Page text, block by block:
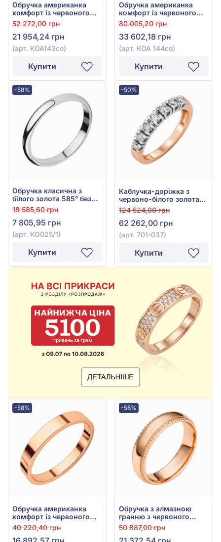
Обручка американка
комфорт із червоного
золота 585° без вставки,
арт. КОА 143со
52 272,00 грн
21 954,24 грн
(арт. КОА143со)
Купити
Обручка американка
комфорт із червоного
золота 585° без вставки,
арт. КОА 144со
80 005,20 грн
33 602,18 грн
(арт. КОА 144со)
Купити
-58%
Обручка класична з
білого золота 585° без
вставки, арт. КО025/1
18 585,60 грн
7 805,95 грн
(арт. КО025/1)
Купити
-50%
Каблучка-доріжка з
червоно-білого золота
585° з діамантами
0,33ct, арт. 701-037
124 524,00 грн
62 262,00 грн
(арт. 701-037)
Купити
-58%
Обручка американка
комфорт із червоного
золота 585° без вставки,
арт. КОА 140со
40 220,40 грн
-58%
Обручка з алмазною
гранню з червоного
золота 585° без вставки,
арт. ОК352(3К)
50 887,00 грн